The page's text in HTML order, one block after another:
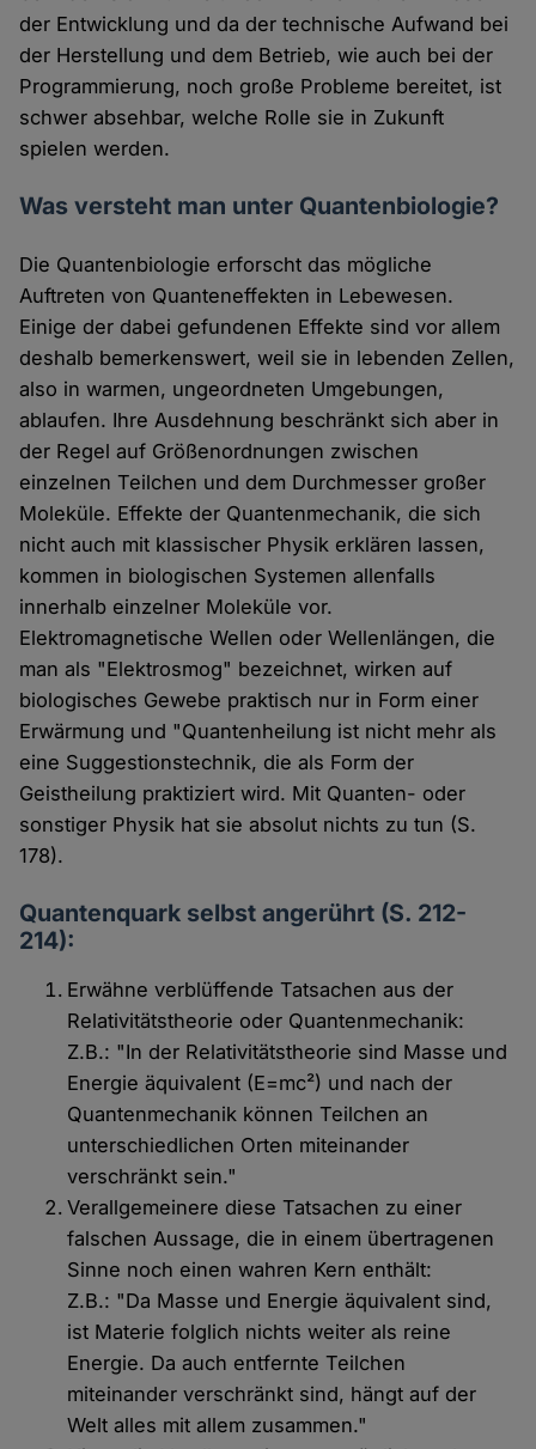
der Entwicklung und da der technische Aufwand bei
der Herstellung und dem Betrieb, wie auch bei der
Programmierung, noch große Probleme bereitet, ist
schwer absehbar, welche Rolle sie in Zukunft
spielen werden.
Was versteht man unter Quantenbiologie?
Die Quantenbiologie erforscht das mögliche
Auftreten von Quanteneffekten in Lebewesen.
Einige der dabei gefundenen Effekte sind vor allem
deshalb bemerkenswert, weil sie in lebenden Zellen,
also in warmen, ungeordneten Umgebungen,
ablaufen. Ihre Ausdehnung beschränkt sich aber in
der Regel auf Größenordnungen zwischen
einzelnen Teilchen und dem Durchmesser großer
Moleküle. Effekte der Quantenmechanik, die sich
nicht auch mit klassischer Physik erklären lassen,
kommen in biologischen Systemen allenfalls
innerhalb einzelner Moleküle vor.
Elektromagnetische Wellen oder Wellenlängen, die
man als "Elektrosmog" bezeichnet, wirken auf
biologisches Gewebe praktisch nur in Form einer
Erwärmung und "Quantenheilung ist nicht mehr als
eine Suggestionstechnik, die als Form der
Geistheilung praktiziert wird. Mit Quanten- oder
sonstiger Physik hat sie absolut nichts zu tun (S.
178).
Quantenquark selbst angerührt (S. 212-
214):
Erwähne verblüffende Tatsachen aus der
Relativitätstheorie oder Quantenmechanik:
Z.B.: "In der Relativitätstheorie sind Masse und
Energie äquivalent (E=mc²) und nach der
Quantenmechanik können Teilchen an
unterschiedlichen Orten miteinander
verschränkt sein."
Verallgemeinere diese Tatsachen zu einer
falschen Aussage, die in einem übertragenen
Sinne noch einen wahren Kern enthält:
Z.B.: "Da Masse und Energie äquivalent sind,
ist Materie folglich nichts weiter als reine
Energie. Da auch entfernte Teilchen
miteinander verschränkt sind, hängt auf der
Welt alles mit allem zusammen."